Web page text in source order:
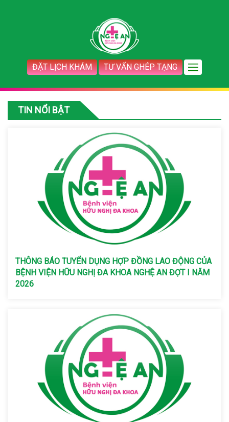
ĐẶT LỊCH KHÁM TƯ VẤN GHÉP TẠNG
TIN NỔI BẬT
THÔNG BÁO TUYỂN DỤNG HỢP ĐỒNG LAO ĐỘNG CỦA
BỆNH VIỆN HỮU NGHỊ ĐA KHOA NGHỆ AN ĐỢT I NĂM
2026